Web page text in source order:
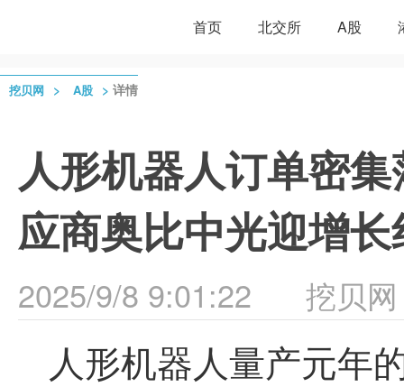
首页 北交所 A股
挖贝网 > A股 > 详情
人形机器人订单密
应商奥比中光迎增
2025/9/8 9:01:22 挖贝网
人形机器人量产元年